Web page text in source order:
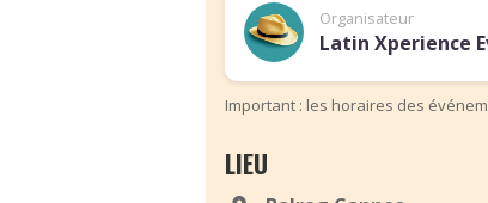
Organisateur
Latin Xperience
Important : les horaires des
LIEU